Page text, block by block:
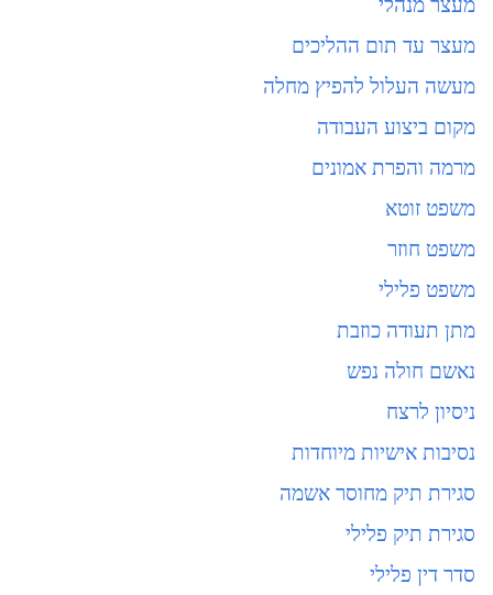
מעצר מנהלי
מעצר עד תום ההליכים
מעשה העלול להפיץ מחלה
מקום ביצוע העבודה
מרמה והפרת אמונים
משפט זוטא
משפט חוזר
משפט פלילי
מתן תעודה כוזבת
נאשם חולה נפש
ניסיון לרצח
נסיבות אישיות מיוחדות
סגירת תיק מחוסר אשמה
סגירת תיק פלילי
סדר דין פלילי